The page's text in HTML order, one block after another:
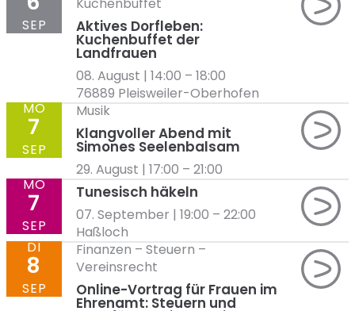
Aktives Dorfleben:
Kuchenbuffet der
Landfrauen
08. August | 14:00 – 18:00
76889 Pleisweiler-Oberhofen
SEP
Klangvoller Abend mit
Simones Seelenbalsam
Musik
29. August | 17:00 – 21:00
MO
7
SEP
Tunesisch häkeln
07. September | 19:00 – 22:00
Haßloch
MO
7
SEP
Online-Vortrag für Frauen im
Ehrenamt: Steuern und
Finanzen – Steuern –
Vereinsrecht
DI
8
SEP